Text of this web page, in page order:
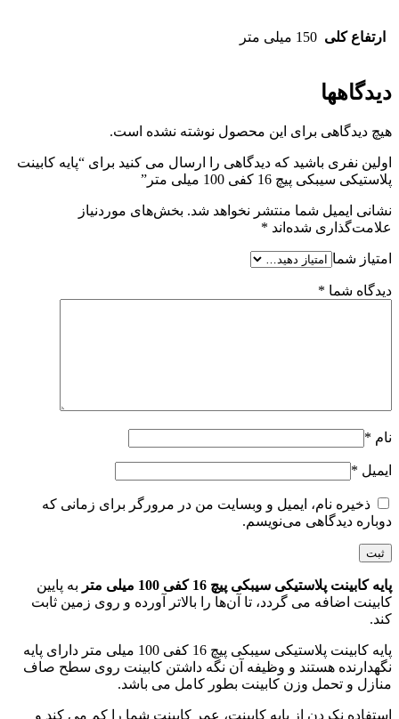
ارتفاع کلی 150 میلی متر
دیدگاهها
هیچ دیدگاهی برای این محصول نوشته نشده است.
اولین نفری باشید که دیدگاهی را ارسال می کنید برای “پایه کابینت
پلاستیکی سیبکی پیچ 16 کفی 100 میلی متر”
نشانی ایمیل شما منتشر نخواهد شد. بخش‌های موردنیاز
علامت‌گذاری شده‌اند *
امتیاز شما
دیدگاه شما *
نام *
ایمیل *
ذخیره نام، ایمیل و وبسایت من در مرورگر برای زمانی که
دوباره دیدگاهی می‌نویسم.
پایه کابینت پلاستیکی سیبکی پیچ 16 کفی 100 میلی متر
به پایین
کابینت اضافه می گردد، تا آن‌ها را بالاتر آورده و روی زمین ثابت
کند.
پایه کابینت پلاستیکی سیبکی پیچ 16 کفی 100 میلی متر دارای پایه
نگهدارنده هستند و وظیفه آن نگه داشتن کابینت روی سطح صاف
منازل و تحمل وزن کابینت بطور کامل می باشد.
استفاده نکردن از پایه کابینت، عمر کابینت شما را کم می کند و